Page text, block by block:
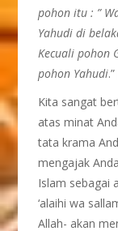
pohon itu : ”
Yahudi di
Kecuali pohon
pohon Yahudi
Kita sangat
atas minat
tata krama
mengajak
Islam sebagai
‘alaihi wa
Allah- akan